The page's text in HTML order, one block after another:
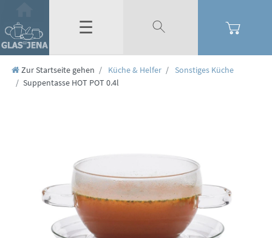
☰
Zur Startseite gehen Küche & Helfer
Sonstiges Küche
Suppentasse HOT POT 0.4l